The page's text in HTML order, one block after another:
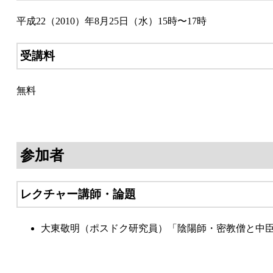
平成22（2010）年8月25日（水）15時〜17時
受講料
無料
参加者
レクチャー講師・論題
大東敬明（ポスドク研究員）「陰陽師・密教僧と中